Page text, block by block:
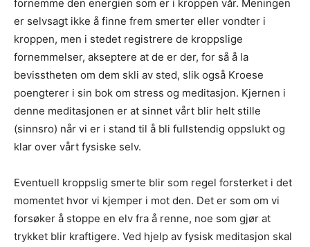
fornemme den energien som er i kroppen vår. Meningen
er selvsagt ikke å finne frem smerter eller vondter i
kroppen, men i stedet registrere de kroppslige
fornemmelser, akseptere at de er der, for så å la
bevisstheten om dem skli av sted, slik også Kroese
poengterer i sin bok om stress og meditasjon. Kjernen i
denne meditasjonen er at sinnet vårt blir helt stille
(sinnsro) når vi er i stand til å bli fullstendig oppslukt og
klar over vårt fysiske selv.
Eventuell kroppslig smerte blir som regel forsterket i det
momentet hvor vi kjemper i mot den. Det er som om vi
forsøker å stoppe en elv fra å renne, noe som gjør at
trykket blir kraftigere. Ved hjelp av fysisk meditasjon skal